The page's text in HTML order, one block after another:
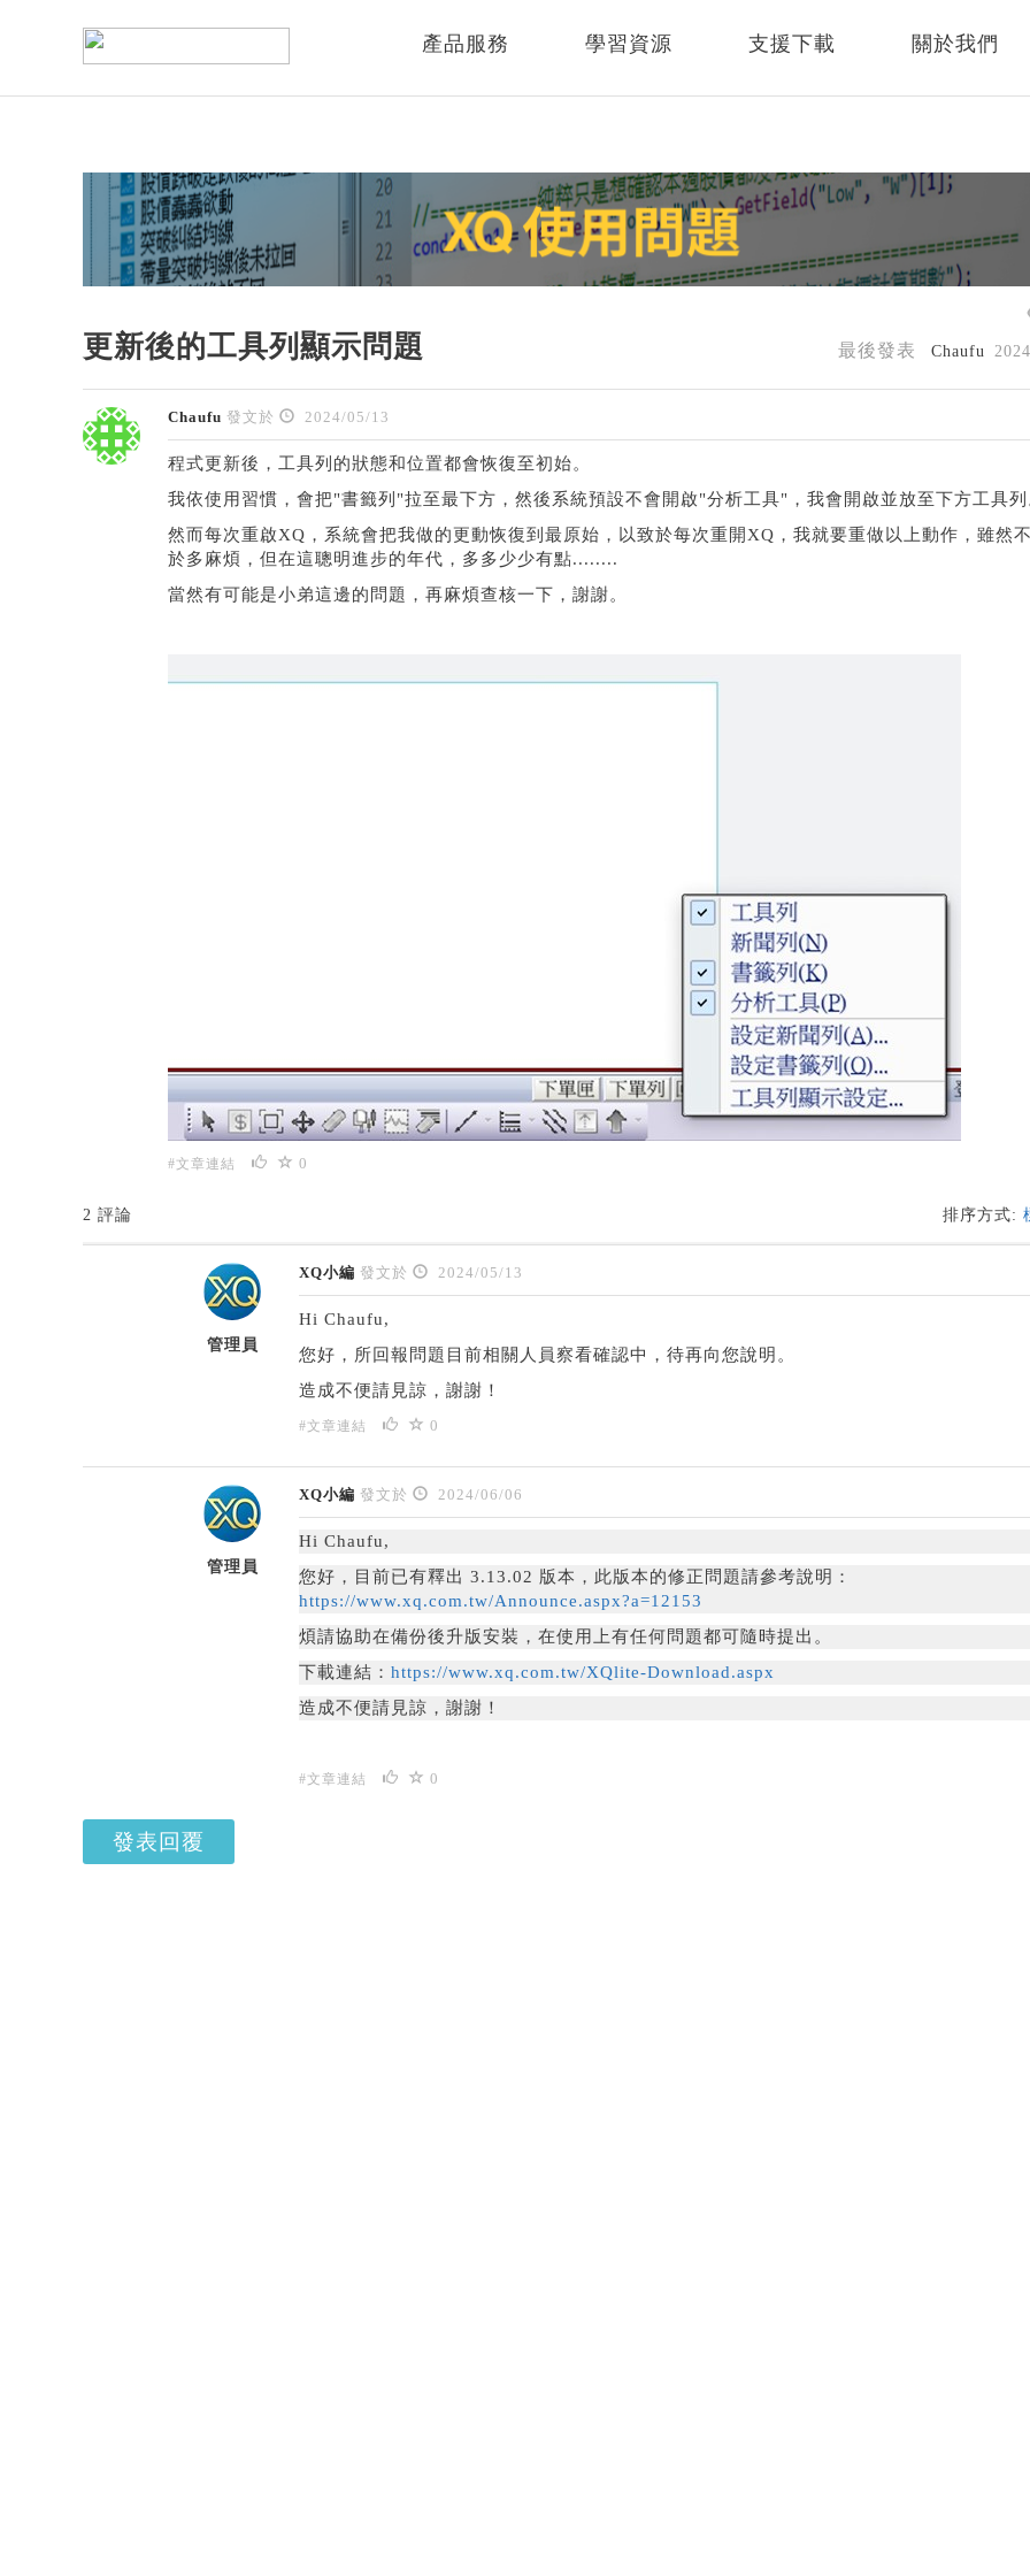
產品服務 學習資源 支援下載 關於我們
更新後的工具列顯示問題 最後發表 Chaufu
Chaufu 發文於 2024/05/13
程式更新後，工具列的狀態和位置都會恢復至初始。
我依使用習慣，會把"書籤列"拉至最下方，然後系統預設不會開啟"分析工具"，我會開啟並放至下方工具列
然而每次重啟XQ，系統會把我做的更動恢復到最原始，以致於每次重開XQ，我就要重做以上動作，雖然
於多麻煩，但在這聰明進步的年代，多多少少有點........
當然有可能是小弟這邊的問題，再麻煩查核一下，謝謝。
#文章連結 0
2 評論 排序方式:
管理員
XQ小編 發文於 2024/05/13
Hi Chaufu,
您好，所回報問題目前相關人員察看確認中，待再向您說明。
造成不便請見諒，謝謝！
#文章連結 0
管理員
XQ小編 發文於 2024/06/06
Hi Chaufu,
您好，
目前已有釋出 3.13.02 版本，此版本的修正問題請參考說明：
https://www.xq.com.tw/Announce.aspx?a=12153
煩請協助在備份後升版安裝，在使用上有任何問題都可隨時提出。
下載連結：https://www.xq.com.tw/XQlite-Download.aspx
造成不便請見諒，謝謝！
#文章連結 0
發表回覆